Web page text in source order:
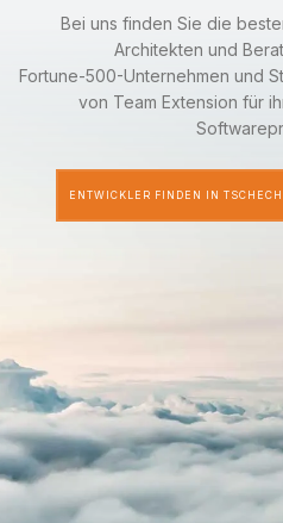
Bei uns finden Sie die
Architekten und
Fortune-500-Unternehmen und
von Team Extension für
ENTWICKLER FINDEN IN